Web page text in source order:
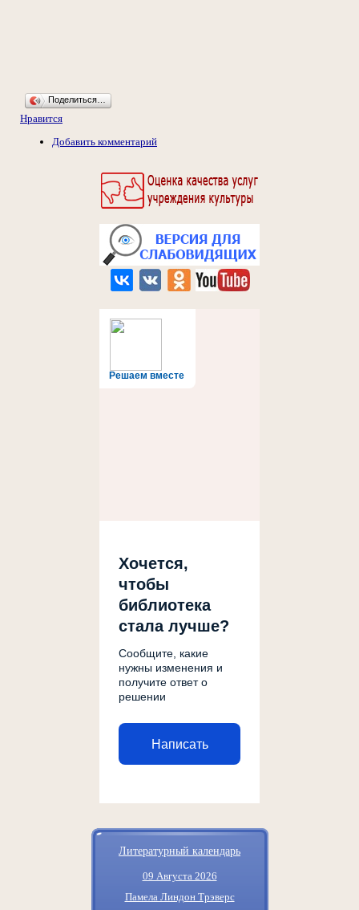
Решаем вместе
Хочется,
чтобы
библиотека
стала лучше?
Сообщите, какие
нужны изменения и
получите ответ о
решении
Написать
Литературный календарь
09 Августа 2026
Памела Линдон Трэверс
Поделиться…
Нравится
Добавить комментарий